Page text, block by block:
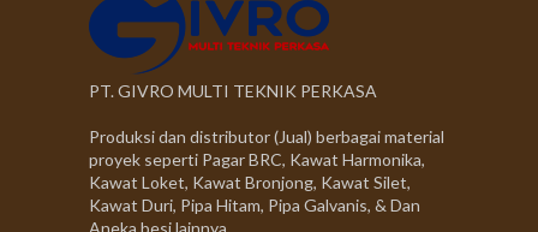
PT. GIVRO MULTI TEKNIK PERKASA
Produksi dan distributor (Jual) berbagai material
proyek seperti Pagar BRC, Kawat Harmonika,
Kawat Loket, Kawat Bronjong, Kawat Silet,
Kawat Duri, Pipa Hitam, Pipa Galvanis, & Dan
Aneka besi lainnya.